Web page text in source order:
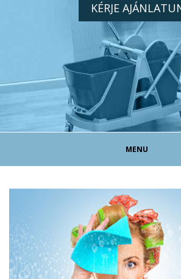
KÉRJE
MENU
TAKARÍTÁS
TAKARÍTÁS CÉGEKNEK